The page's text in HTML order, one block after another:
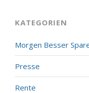
KATEGORIEN
Morgen Besser
Presse
Rente